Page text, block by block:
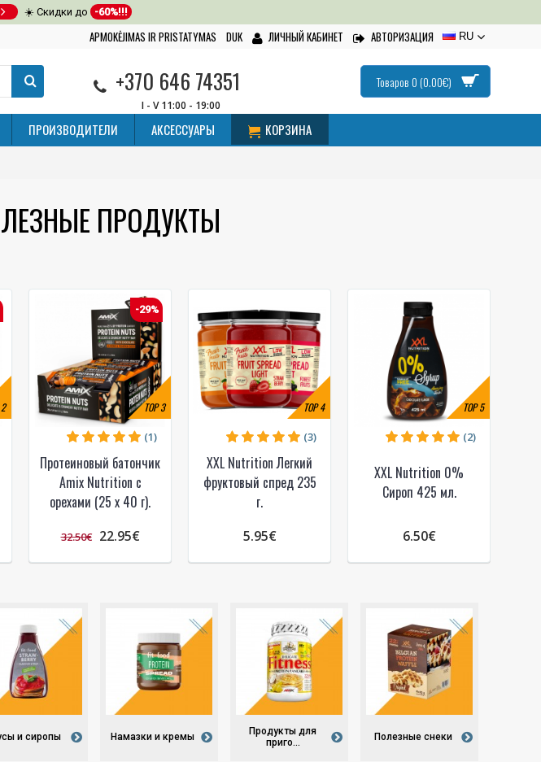
☀️ Скидки до -60%!!!
APMOKĖJIMAS IR PRISTATYMAS DUK ЛИЧНЫЙ КАБИНЕТ АВТОРИЗАЦИЯ RU
+370 646 74351
I - V 11:00 - 19:00
Товаров 0 (0.00€)
ПРОИЗВОДИТЕЛИ АКСЕССУАРЫ КОРЗИНА
ПРОДУКТЫ
2 TOP3
-29%
Протеиновый батончик
Amix Nutrition с
орехами (25 x 40 г).
(1)
32.50€ 22.95€
TOP4
XXL Nutrition Легкий
фруктовый спред 235
г.
(3)
5.95€
TOP5
XXL Nutrition 0%
Сироп 425 мл.
(2)
6.50€
и сиропы Намазки и кремы
Продукты для
приго...
Полезные снеки